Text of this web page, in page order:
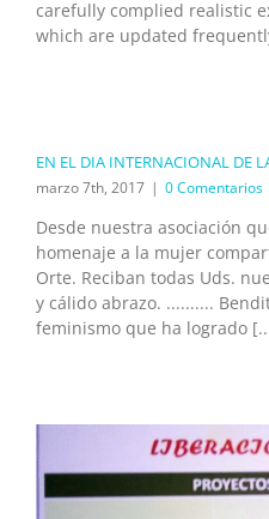
carefully complied realistic
which are updated
EN EL DIA INTERNACIONAL DE
marzo 7th, 2017 | 0 Comentarios
Desde nuestra asociación
homenaje a la mujer
Orte. Reciban todas Uds.
y cálido abrazo. ..........
feminismo que ha logrado